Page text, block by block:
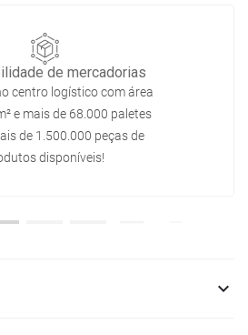
de mercadorias
centro logístico com área
e mais de 68.000 paletes
de 1.500.000 peças de
disponíveis!
